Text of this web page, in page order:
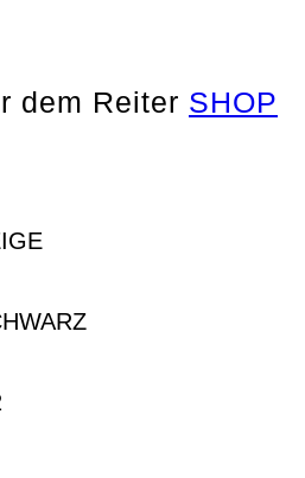
dem Reiter SHOP